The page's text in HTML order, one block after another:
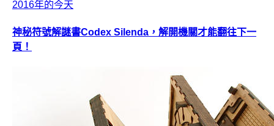
2016年的今天
神秘符號解謎書Codex Silenda，解開機關才能翻往下一
頁！